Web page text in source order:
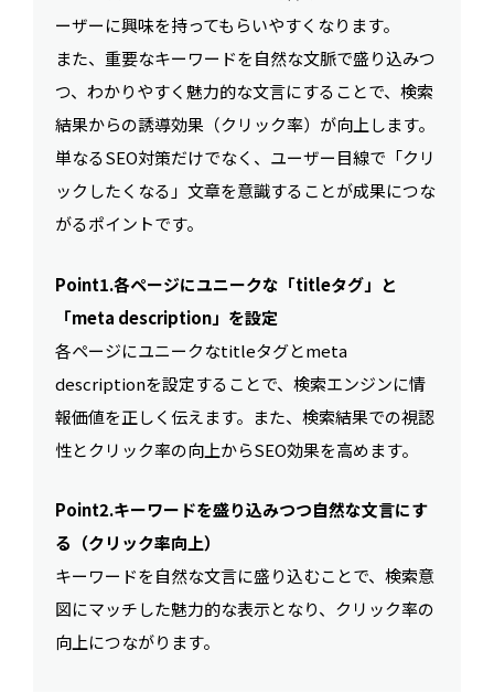
ーザーに興味を持ってもらいやすくなります。
また、重要なキーワードを自然な文脈で盛り込みつ
つ、わかりやすく魅力的な文言にすることで、検索
結果からの誘導効果（クリック率）が向上します。
単なるSEO対策だけでなく、ユーザー目線で「クリ
ックしたくなる」文章を意識することが成果につな
がるポイントです。
Point1.各ページにユニークな「titleタグ」と
「meta description」を設定
各ページにユニークなtitleタグとmeta
descriptionを設定することで、検索エンジンに情
報価値を正しく伝えます。また、検索結果での視認
性とクリック率の向上からSEO効果を高めます。
Point2.キーワードを盛り込みつつ自然な文言にす
る（クリック率向上）
キーワードを自然な文言に盛り込むことで、検索意
図にマッチした魅力的な表示となり、クリック率の
向上につながります。